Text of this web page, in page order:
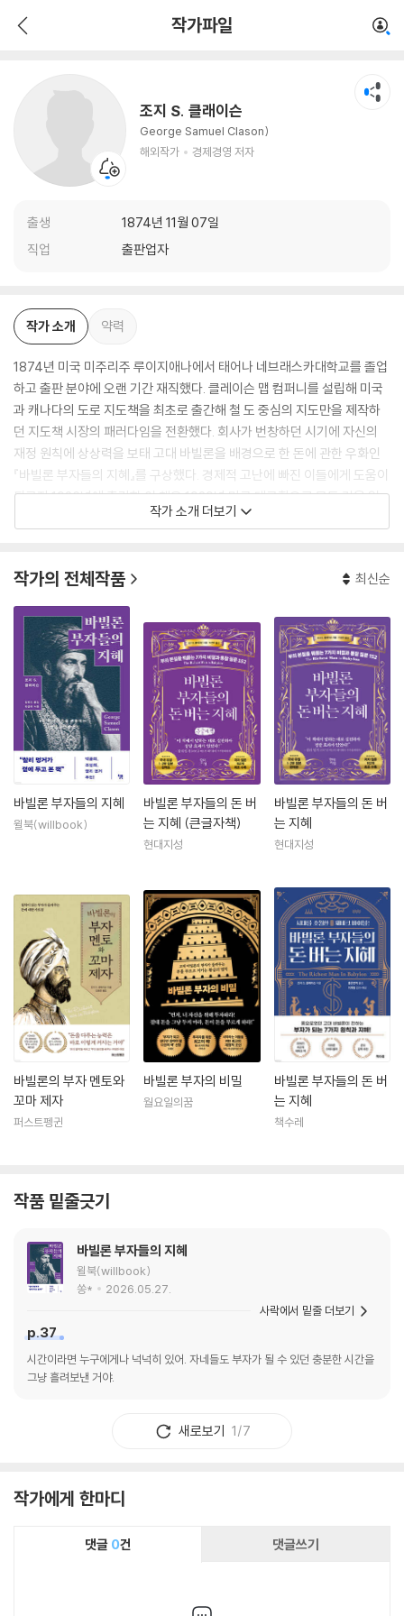
작가파일
조지 S. 클래이슨
George Samuel Clason)
해외작가
경제경영 저자
출생
1874년 11월 07일
직업
출판업자
경제경영 저자
작가 소개 약력
1874년 미국 미주리주 루이지애나에서 태어나 네브래스카대학교를 졸업
하고 출판 분야에 오랜 기간 재직했다. 클레이슨 맵 컴퍼니를 설립해 미국
과 캐나다의 도로 지도책을 최초로 출간해 철 도 중심의 지도만을 제작하
던 지도책 시장의 패러다임을 전환했다. 회사가 번창하던 시기에 자신의
재정 원칙에 상상력을 보태 고대 바빌론을 배경으로 한 돈에 관한 우화인
『바빌론 부자들의 지혜』를 구상했다. 경제적 고난에 빠진 이들에게 도움이
되고자 1926년에 출간한 이 책은 1929년 미국 대공황으로 모든 것을 잃
은 사람들에게 위로와 희망이 되면서 베스트셀러로 자리잡았다. 특히 책에
의 가장 기본적인 원칙이 되었다. 이 책에 적힌 ‘돈 버는 습관’을 한 문장 한
문장 몸에 새기고 실천하면 평범한 사람도 ‘부의 궤도’에 오를 수 있음을 많
은 사람이 증명했다. 특히 버크셔 해서웨이의 전설 찰리 멍거와 더불어, 로
버트 기요사키, 토니 로빈스 등 많은 사람에게 영감을 주며 클레이슨의 책
은 20세기 최고의 우화이자 부의 고전으로 자리잡았다.
작가 소개 더보기
작가의 전체작품 최신순
바빌론 부자들의 지혜
윌북(willbook)
바빌론 부자들의 돈 버
는 지혜 (큰글자책)
현대지성
바빌론 부자들의 돈 버
는 지혜
현대지성
바빌론의 부자 멘토와
꼬마 제자
퍼스트펭귄
바빌론 부자의 비밀
월요일의꿈
바빌론 부자들의 돈 버
는 지혜
책수레
작품 밑줄긋기
바빌론 부자들의 지혜
윌북(willbook)
쏭*
2026.05.27.
p.37
시간이라면 누구에게나 넉넉히 있어. 자네들도 부자가 될 수 있던 충분한 시간을
그냥 흘려보낸 거야.
사락에서 밑줄 더보기
새로보기 1/7
작가에게 한마디
댓글 0건 댓글쓰기